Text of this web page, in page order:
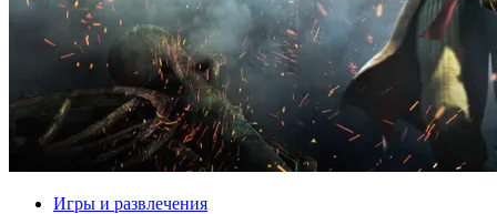
Игры и развлечения